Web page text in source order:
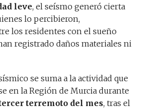
leve, el seísmo generó cierta
lo percibieron,
los residentes con el sueño
registrado daños materiales ni
se suma a la actividad que
en la Región de Murcia durante
terremoto del mes, tras el